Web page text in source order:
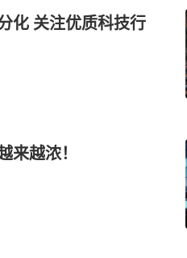
化 关注优质科技行
越浓！